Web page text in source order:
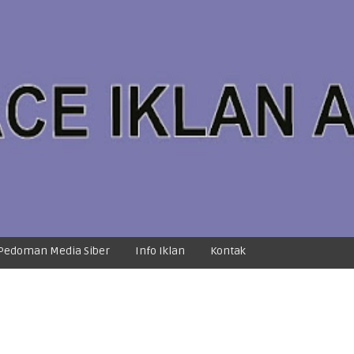
Media Siber Info Iklan Kontak